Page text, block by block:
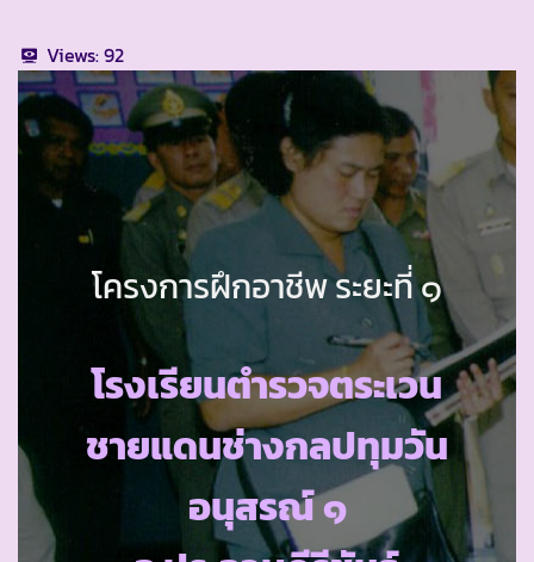
Views:92
โครงการฝึกอาชีพ ระยะที่ ๑
โรงเรียนตำรวจตระเวน
ชายแดนช่างกลปทุมวัน
อนุสรณ์ ๑